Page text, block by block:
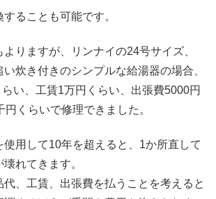
ることも可能です。
りますが、リンナイの24号サイズ、
炊き付きのシンプルな給湯器の場合、
い、工賃1万円くらい、出張費5000円
円くらいで修理できました。
使用して10年を超えると、1か所直して
れてきます。
代、工賃、出張費を払うことを考えると